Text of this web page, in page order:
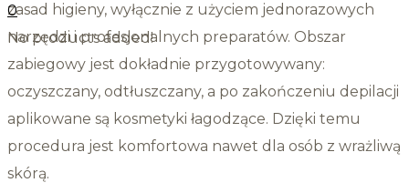
0
No products added!
zasad higieny, wyłącznie z użyciem jednorazowych
narzędzi i profesjonalnych preparatów. Obszar
zabiegowy jest dokładnie przygotowywany:
oczyszczany, odtłuszczany, a po zakończeniu depilacji
aplikowane są kosmetyki łagodzące. Dzięki temu
procedura jest komfortowa nawet dla osób z wrażliwą
skórą.